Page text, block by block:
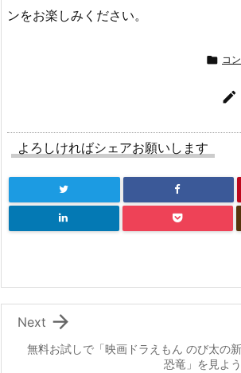
ンをお楽しみください。
 コ

よろしければシェアお願いします
無料お試しで「映画ドラえもん のび太の新
恐竜」を見よう

Next